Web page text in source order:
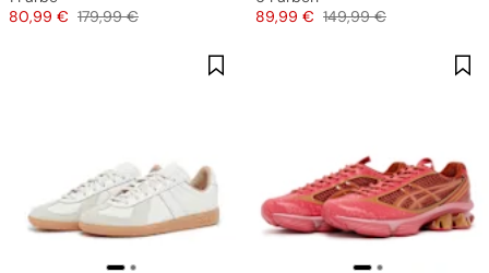
Preis
80,99 € Originalpreis
179,99 €
Preis
89,99 € Originalpreis
149,99 €